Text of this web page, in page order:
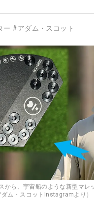
ー #アダム・スコット
から、宇宙船のような新型マレ
ム・スコットInstagramより）